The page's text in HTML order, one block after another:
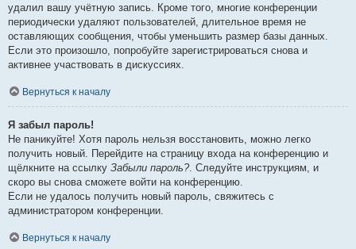
удалил вашу учётную запись. Кроме того, многие конференции
периодически удаляют пользователей, длительное время не
оставляющих сообщения, чтобы уменьшить размер базы данных.
Если это произошло, попробуйте зарегистрироваться снова и
активнее участвовать в дискуссиях.
Вернуться к началу
Я забыл пароль!
Не паникуйте! Хотя пароль нельзя восстановить, можно легко
получить новый. Перейдите на страницу входа на конференцию и
щёлкните на ссылку Забыли пароль?. Следуйте инструкциям, и
скоро вы снова сможете войти на конференцию.
Если не удалось получить новый пароль, свяжитесь с
администратором конференции.
Вернуться к началу